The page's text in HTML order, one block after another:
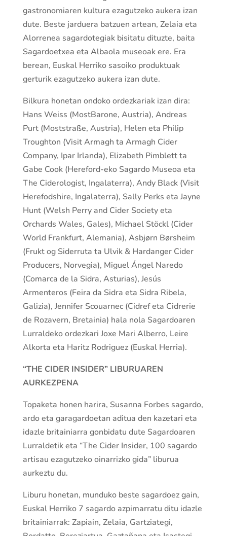
gastronomiaren kultura ezagutzeko aukera izan
dute. Beste jarduera batzuen artean, Zelaia eta
Alorrenea sagardotegiak bisitatu dituzte, baita
Sagardoetxea eta Albaola museoak ere. Era
berean, Euskal Herriko sasoiko produktuak
gerturik ezagutzeko aukera izan dute.
Bilkura honetan ondoko ordezkariak izan dira:
Hans Weiss (MostBarone, Austria), Andreas
Purt (Moststraße, Austria), Helen eta Philip
Troughton (Visit Armagh ta Armagh Cider
Company, Ipar Irlanda), Elizabeth Pimblett ta
Gabe Cook (Hereford-eko Sagardo Museoa eta
The Ciderologist, Ingalaterra), Andy Black (Visit
Herefodshire, Ingalaterra), Sally Perks eta Jayne
Hunt (Welsh Perry and Cider Society eta
Orchards Wales, Gales), Michael Stöckl (Cider
World Frankfurt, Alemania), Asbjørn Børsheim
(Frukt og Siderruta ta Ulvik & Hardanger Cider
Producers, Norvegia), Miguel Ángel Naredo
(Comarca de la Sidra, Asturias), Jesús
Armenteros (Feira da Sidra eta Sidra Ribela,
Galizia), Jennifer Scouarnec (Cidref eta Cidrerie
de Rozavern, Bretainia) hala nola Sagardoaren
Lurraldeko ordezkari Joxe Mari Alberro, Leire
Alkorta eta Haritz Rodriguez (Euskal Herria).
“THE CIDER INSIDER” LIBURUAREN
AURKEZPENA
Topaketa honen harira, Susanna Forbes sagardo,
ardo eta garagardoetan aditua den kazetari eta
idazle britainiarra gonbidatu dute Sagardoaren
Lurraldetik eta “The Cider Insider, 100 sagardo
artisau ezagutzeko oinarrizko gida” liburua
aurkeztu du.
Liburu honetan, munduko beste sagardoez gain,
Euskal Herriko 7 sagardo azpimarratu ditu idazle
britainiarrak: Zapiain, Zelaia, Gartziategi,